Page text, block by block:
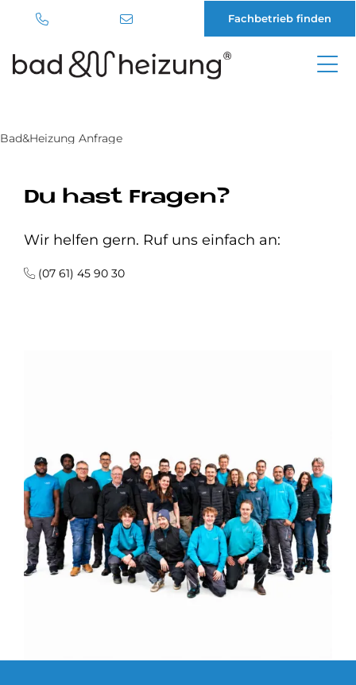
Fachbetrieb finden
Bad&Heizung Anfrage
Du hast Fragen?
Wir helfen gern. Ruf uns einfach an:
(07 61) 45 90 30